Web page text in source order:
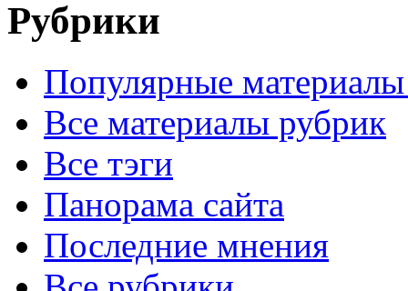
Рубрики
Популярные
Все материалы рубрик
Все тэги
Панорама сайта
Последние мнения